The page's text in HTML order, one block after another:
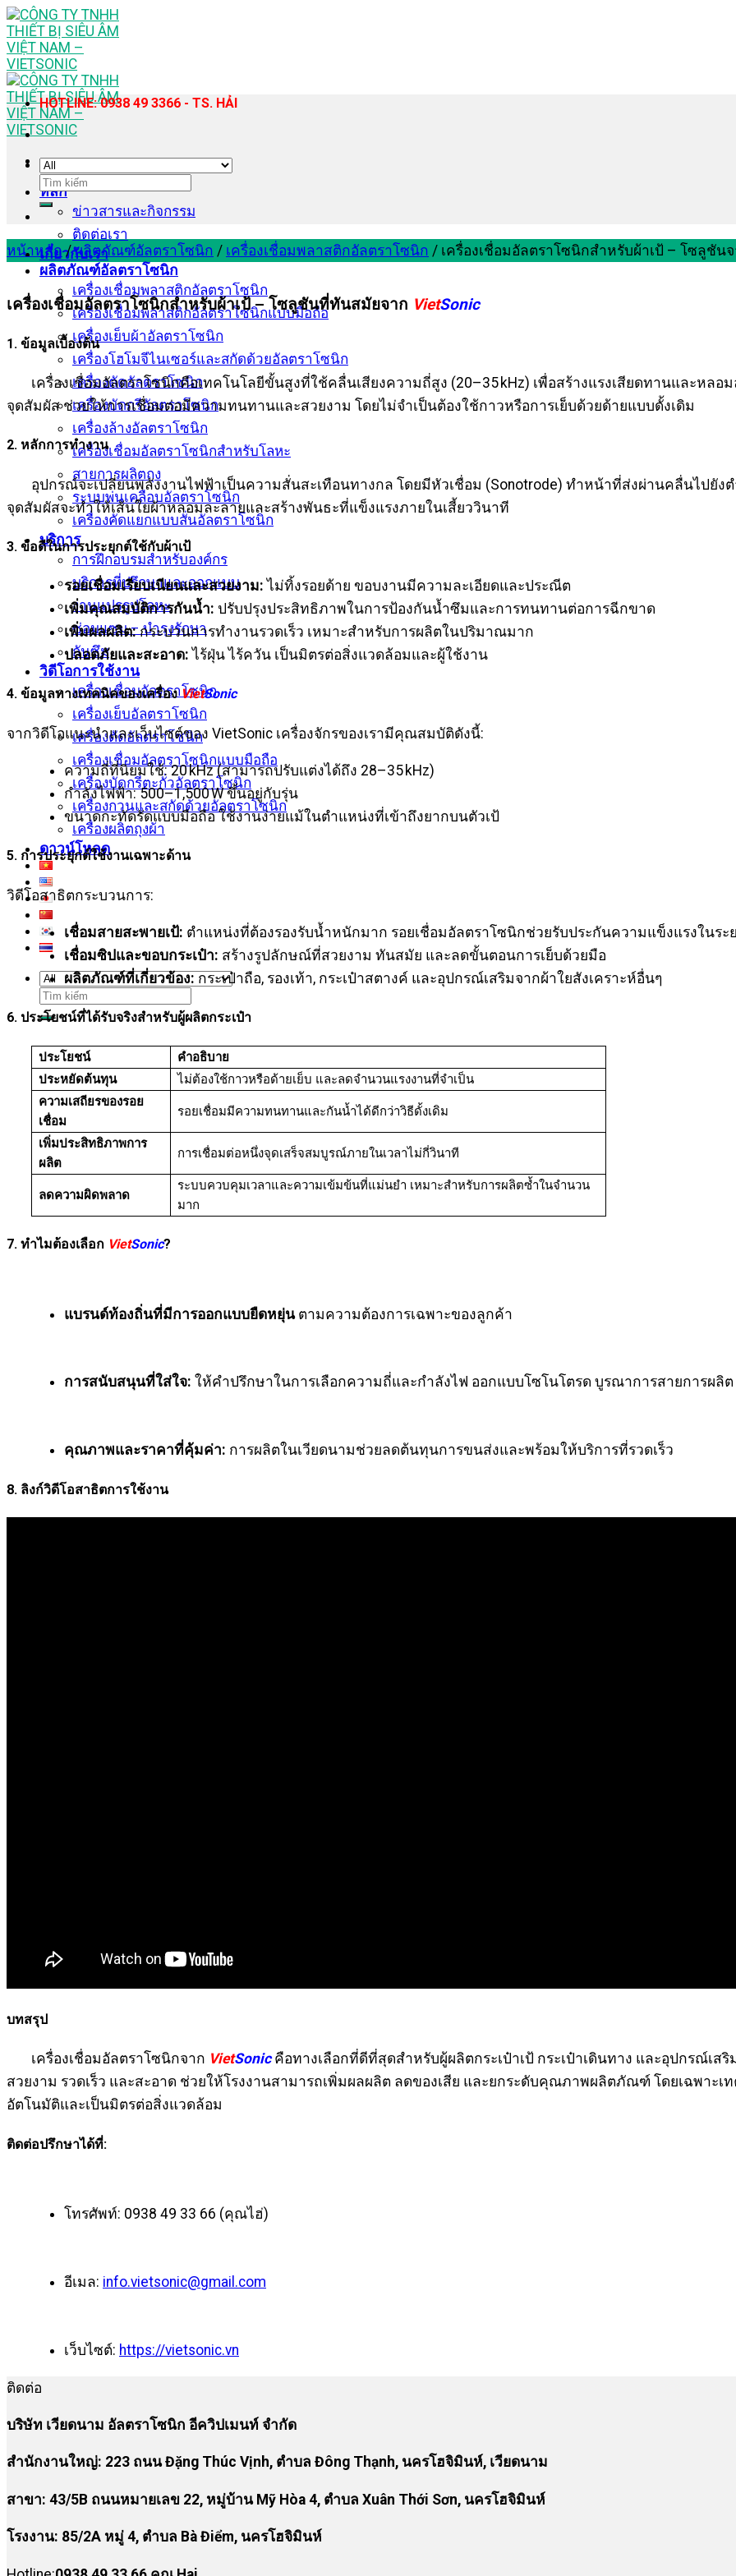
Skip
to
content
หลัก
ข่าวสารและกิจกรรม
ติดต่อเรา
เกี่ยวกับเรา
ผลิตภัณฑ์อัลตราโซนิก
เครื่องเชื่อมพลาสติกอัลตราโซนิก
เครื่องเชื่อมพลาสติกอัลตราโซนิกแบบมือถือ
เครื่องเย็บผ้าอัลตราโซนิก
เครื่องโฮโมจีไนเซอร์และสกัดด้วยอัลตราโซนิก
เครื่องตัดอัลตราโซนิก
เครื่องบัดกรีอัลตราโซนิก
เครื่องล้างอัลตราโซนิก
เครื่องเชื่อมอัลตราโซนิกสำหรับโลหะ
สายการผลิตถุง
ระบบพ่นเคลือบอัลตราโซนิก
เครื่องคัดแยกแบบสั่นอัลตราโซนิก
บริการ
การฝึกอบรมสำหรับองค์กร
บริการที่ปรึกษาและออกแบบ
งานแปรรูปโลหะ
ซ่อมแซม – บำรุงรักษา
กันซึม
วิดีโอการใช้งาน
เครื่องเชื่อมอัลตราโซนิก
เครื่องเย็บอัลตราโซนิก
เครื่องตัดอัลตราโซนิก
เครื่องเชื่อมอัลตราโซนิกแบบมือถือ
เครื่องบัดกรีตะกั่วอัลตราโซนิก
เครื่องกวนและสกัดด้วยอัลตราโซนิก
เครื่องผลิตถุงผ้า
ดาวน์โหลด
ค้นหา:
HOTLINE: 0938 49 3366 - TS. HẢI
ค้นหา:
หน้าหลัก / ผลิตภัณฑ์อัลตราโซนิก / เครื่องเชื่อมพลาสติกอัลตราโซนิก / เครื่องเชื่อมอัลตราโซนิกสำหรับผ้าเป้ – โซลูชัน
เครื่องเชื่อมอัลตราโซนิกสำหรับผ้าเป้ – โซลูชันที่ทันสมัยจาก VietSonic
1. ข้อมูลเบื้องต้น
เครื่องเชื่อมอัลตราโซนิกคือเทคโนโลยีขั้นสูงที่ใช้คลื่นเสียงความถี่สูง (20–35 kHz) เพื่อสร้างแรงเสียดทานและหลอ
จุดสัมผัส ช่วยให้การเชื่อมต่อมีความทนทานและสวยงาม โดยไม่จำเป็นต้องใช้กาวหรือการเย็บด้วยด้ายแบบดั้งเดิม
2. หลักการทำงาน
อุปกรณ์จะเปลี่ยนพลังงานไฟฟ้าเป็นความสั่นสะเทือนทางกล โดยมีหัวเชื่อม (Sonotrode) ทำหน้าที่ส่งผ่านคลื่นไปยั
จุดสัมผัสจะทำให้เส้นใยผ้าหลอมละลายและสร้างพันธะที่แข็งแรงภายในเสี้ยววินาที
3. ข้อดีในการประยุกต์ใช้กับผ้าเป้
รอยเชื่อมเรียบเนียนและสวยงาม: ไม่ทิ้งรอยด้าย ขอบงานมีความละเอียดและประณีต
เพิ่มคุณสมบัติการกันน้ำ: ปรับปรุงประสิทธิภาพในการป้องกันน้ำซึมและการทนทานต่อการฉีกขาด
เพิ่มผลผลิต:กระบวนการทำงานรวดเร็ว เหมาะสำหรับการผลิตในปริมาณมาก
ปลอดภัยและสะอาด: ไร้ฝุ่น ไร้ควัน เป็นมิตรต่อสิ่งแวดล้อมและผู้ใช้งาน
4. ข้อมูลทางเทคนิคของเครื่องVietSonic
จากวิดีโอแนะนำและเว็บไซต์ของ VietSonic เครื่องจักรของเรามีคุณสมบัติดังนี้:
ความถี่ที่นิยมใช้: 20 kHz (สามารถปรับแต่งได้ถึง 28–35 kHz)
กำลังไฟฟ้า: 500–1,500 W ขึ้นอยู่กับรุ่น
ขนาดกะทัดรัดแบบมือถือ ใช้งานง่ายแม้ในตำแหน่งที่เข้าถึงยากบนตัวเป้
5. การประยุกต์ใช้งานเฉพาะด้าน
วิดีโอสาธิตกระบวนการ:
เชื่อมสายสะพายเป้: ตำแหน่งที่ต้องรองรับน้ำหนักมาก รอยเชื่อมอัลตราโซนิกช่วยรับประกันความแข็งแรงในระ
เชื่อมซิปและขอบกระเป๋า: สร้างรูปลักษณ์ที่สวยงาม ทันสมัย และลดขั้นตอนการเย็บด้วยมือ
ผลิตภัณฑ์ที่เกี่ยวข้อง: กระเป๋าถือ, รองเท้า, กระเป๋าสตางค์ และอุปกรณ์เสริมจากผ้าใยสังเคราะห์อื่นๆ
6. ประโยชน์ที่ได้รับจริงสำหรับผู้ผลิตกระเป๋า
ประโยชน์
คำอธิบาย
ประหยัดต้นทุน
ไม่ต้องใช้กาวหรือด้ายเย็บ และลดจำนวนแรงงานที่จำเป็น
ความเสถียรของรอย
เชื่อม
รอยเชื่อมมีความทนทานและกันน้ำได้ดีกว่าวิธีดั้งเดิม
เพิ่มประสิทธิภาพการ
ผลิต
การเชื่อมต่อหนึ่งจุดเสร็จสมบูรณ์ภายในเวลาไม่กี่วินาที
ลดความผิดพลาด
ระบบควบคุมเวลาและความเข้มข้นที่แม่นยำ เหมาะสำหรับการผลิตซ้ำในจำนวน
มาก
7. ทำไมต้องเลือก VietSonic?
แบรนด์ท้องถิ่นที่มีการออกแบบยืดหยุ่นตามความต้องการเฉพาะของลูกค้า
การสนับสนุนที่ใส่ใจ: ให้คำปรึกษาในการเลือกความถี่และกำลังไฟ ออกแบบโซโนโตรด บูรณาการสายการผลิ
คุณภาพและราคาที่คุ้มค่า: การผลิตในเวียดนามช่วยลดต้นทุนการขนส่งและพร้อมให้บริการที่รวดเร็ว
8. ลิงก์วิดีโอสาธิตการใช้งาน
บทสรุป
เครื่องเชื่อมอัลตราโซนิกจาก VietSonicคือทางเลือกที่ดีที่สุดสำหรับผู้ผลิตกระเป๋าเป้ กระเป๋าเดินทาง และอุปกรณ์เส
สวยงาม รวดเร็ว และสะอาด ช่วยให้โรงงานสามารถเพิ่มผลผลิต ลดของเสีย และยกระดับคุณภาพผลิตภัณฑ์ โดยเฉพาะ
อัตโนมัติและเป็นมิตรต่อสิ่งแวดล้อม
ติดต่อปรึกษาได้ที่:
โทรศัพท์: 0938 49 33 66 (คุณไฮ่)
อีเมล: info.vietsonic@gmail.com
เว็บไซต์: https://vietsonic.vn
ติดต่อ
บริษัท เวียดนาม อัลตราโซนิก อีควิปเมนท์ จำกัด
สำนักงานใหญ่: 223 ถนน Đặng Thúc Vịnh, ตำบล Đông Thạnh, นครโฮจิมินห์, เวียดนาม
สาขา: 43/5B ถนนหมายเลข 22, หมู่บ้าน Mỹ Hòa 4, ตำบล Xuân Thới Sơn, นครโฮจิมินห์
โรงงาน: 85/2A หมู่ 4, ตำบล Bà Điểm, นครโฮจิมินห์